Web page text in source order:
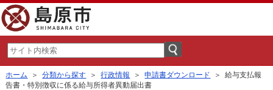
ホーム ＞分類から探す ＞行政情報 ＞申請書ダウンロード
＞ 給与支払報
告書・特別徴収に係る給与所得者異動届出書